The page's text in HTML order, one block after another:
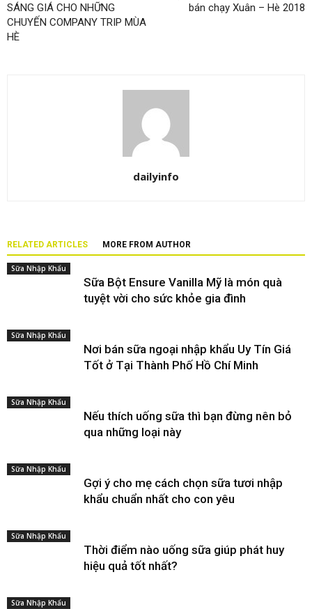
SÁNG GIÁ CHO NHỮNG
CHUYẾN COMPANY TRIP MÙA
HÈ
bán chạy Xuân – Hè 2018
dailyinfo
RELATED ARTICLES MORE FROM AUTHOR
Sữa Nhập Khẩu
Sữa Bột Ensure Vanilla Mỹ là món quà
tuyệt vời cho sức khỏe gia đình
Sữa Nhập Khẩu
Nơi bán sữa ngoại nhập khẩu Uy Tín Giá
Tốt ở Tại Thành Phố Hồ Chí Minh
Sữa Nhập Khẩu
Nếu thích uống sữa thì bạn đừng nên bỏ
qua những loại này
Sữa Nhập Khẩu
Gợi ý cho mẹ cách chọn sữa tươi nhập
khẩu chuẩn nhất cho con yêu
Sữa Nhập Khẩu
Thời điểm nào uống sữa giúp phát huy
hiệu quả tốt nhất?
Sữa Nhập Khẩu